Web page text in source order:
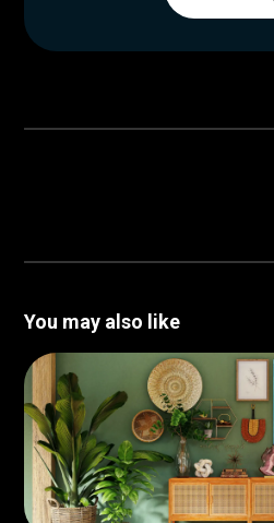
You may also like